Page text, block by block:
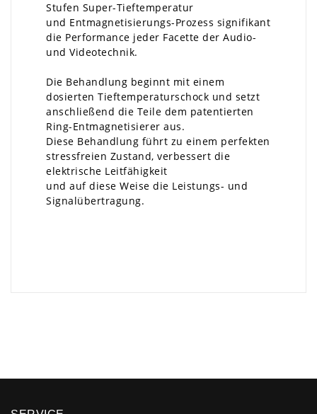
Stufen Super-Tieftemperatur
und Entmagnetisierungs-Prozess signifikant
die Performance jeder Facette der Audio-
und Videotechnik.
Die Behandlung beginnt mit einem
dosierten Tieftemperaturschock und setzt
anschließend die Teile dem patentierten
Ring-Entmagnetisierer aus.
Diese Behandlung führt zu einem perfekten
stressfreien Zustand, verbessert die
elektrische Leitfähigkeit
und auf diese Weise die Leistungs- und
Signalübertragung.